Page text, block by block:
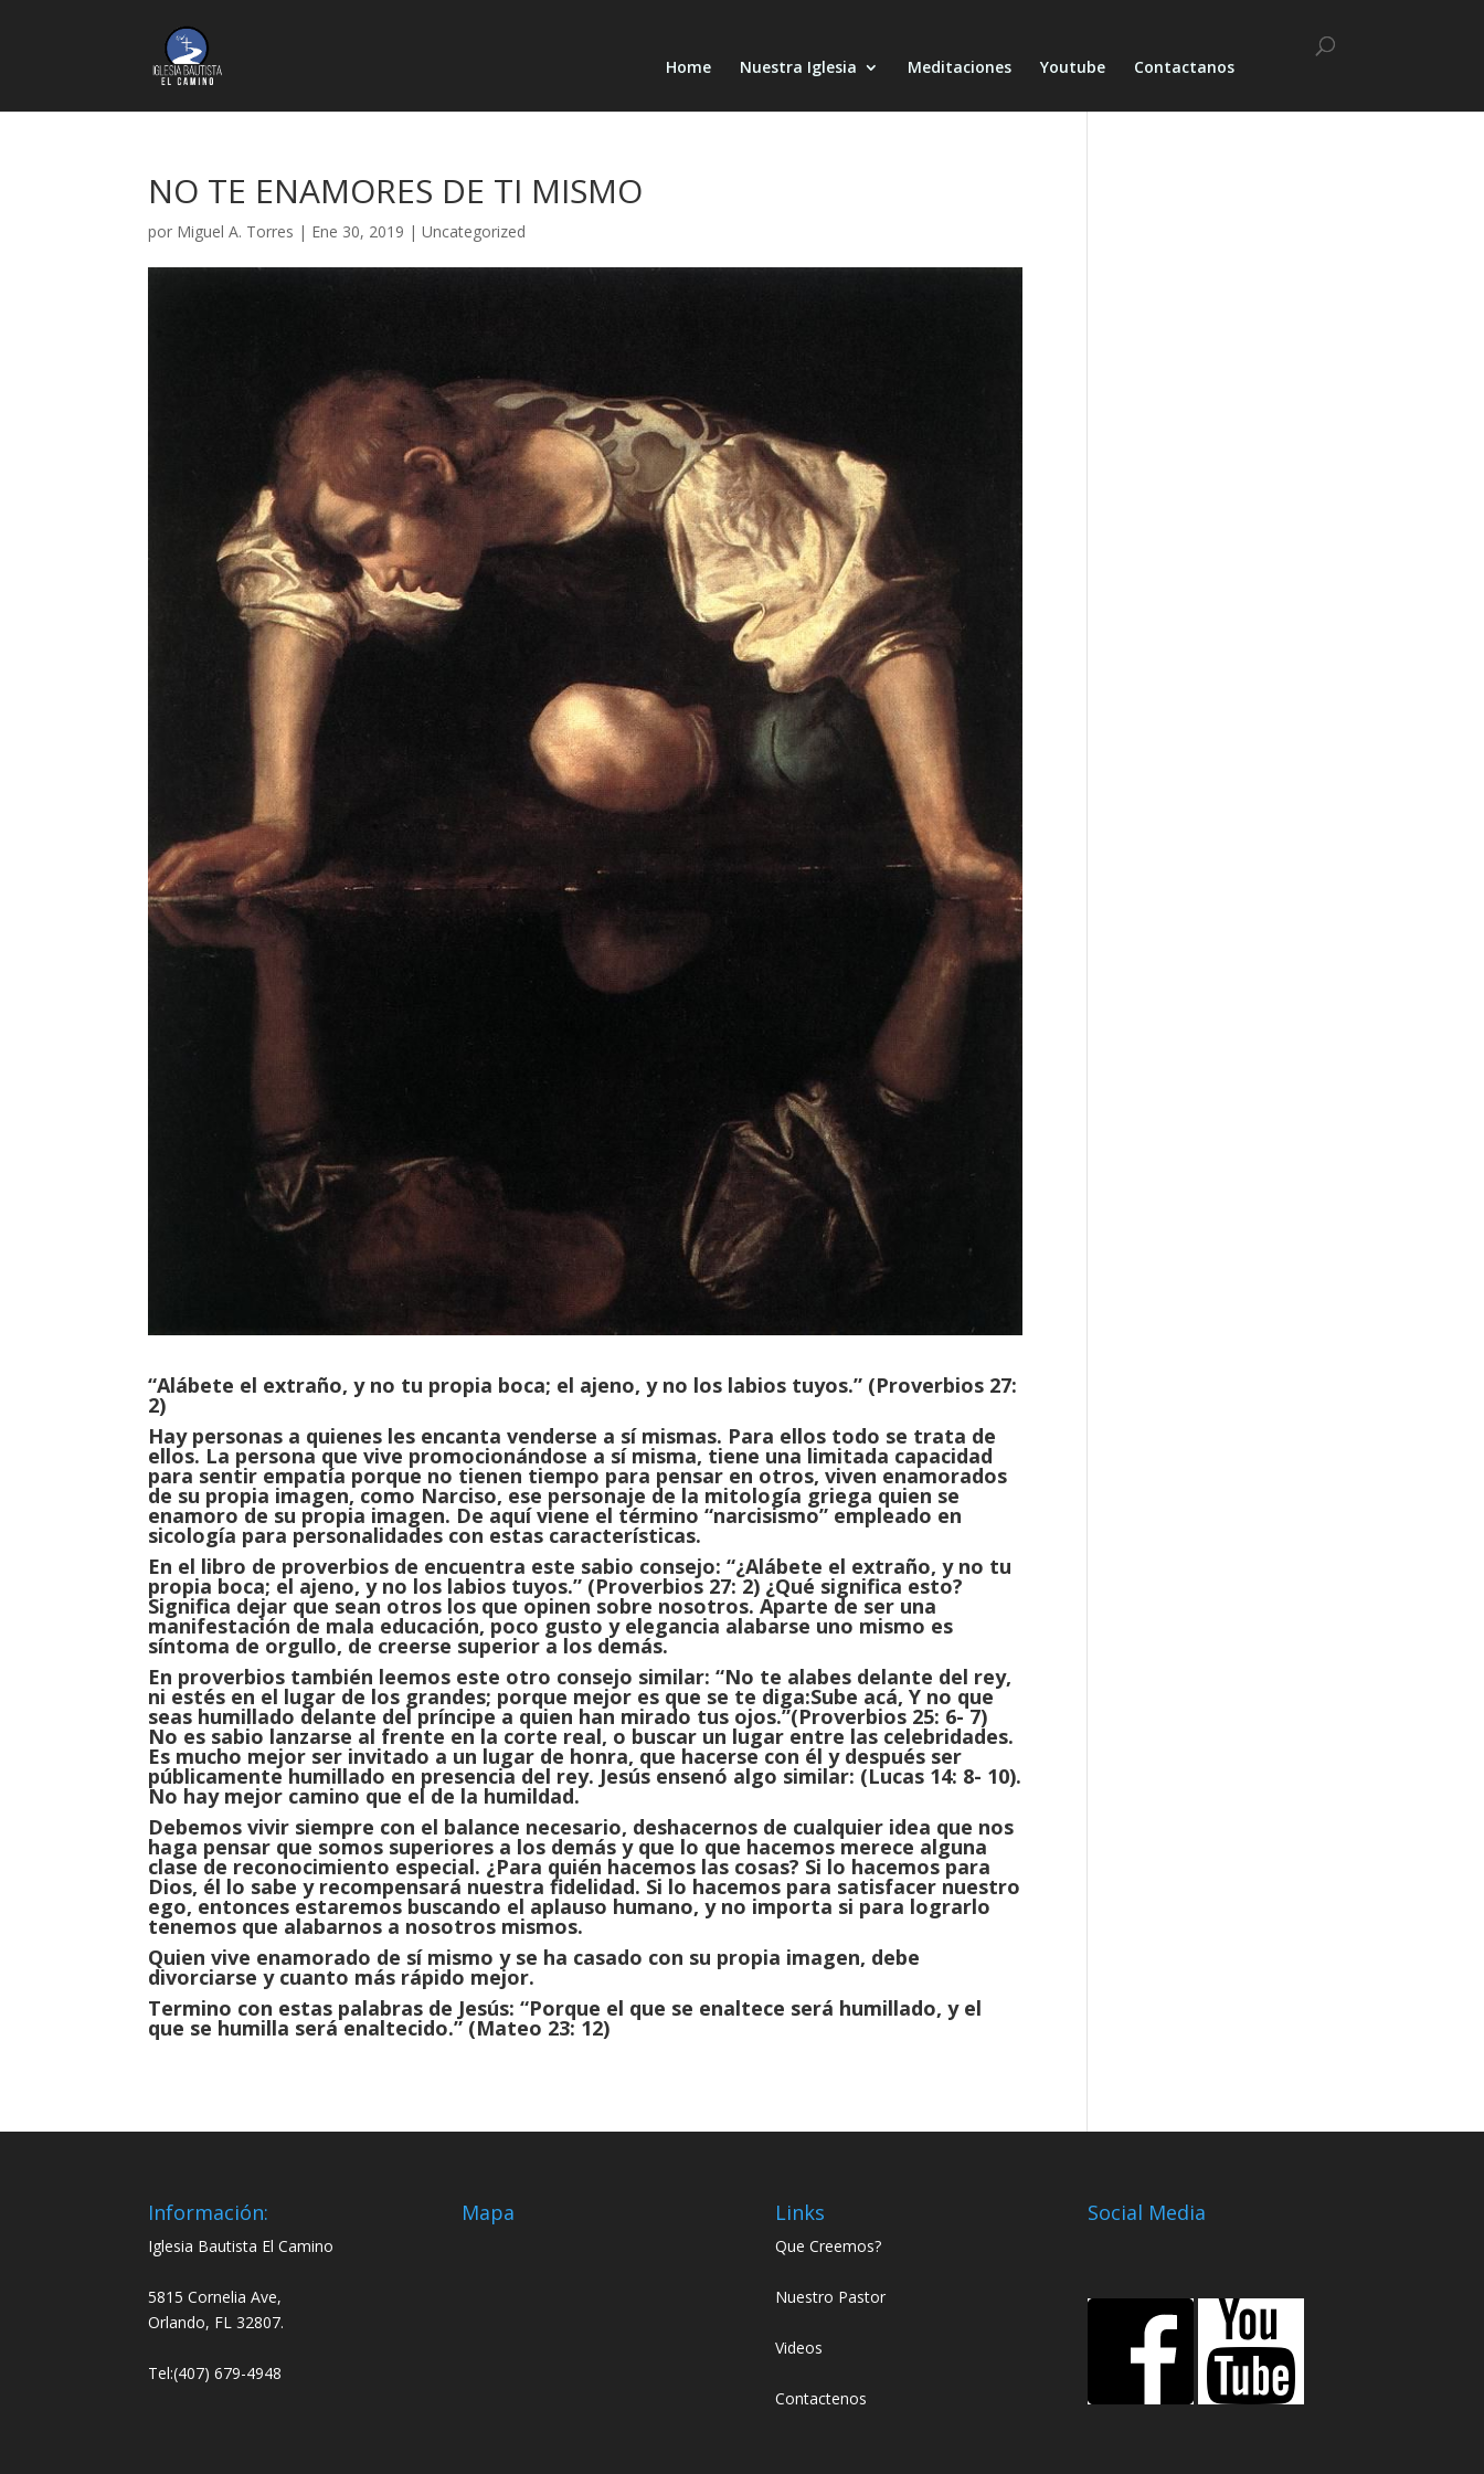
Home Nuestra Iglesia Meditaciones Youtube Contactanos
NO TE ENAMORES DE TI MISMO
por Miguel A. Torres | Ene 30, 2019 |Uncategorized
“Alábete el extraño, y no tu propia boca; el ajeno, y no los labios tuyos.” (Proverbios 27:
2)
Hay personas a quienes les encanta venderse a sí mismas. Para ellos todo se trata de
ellos. La persona que vive promocionándose a sí misma, tiene una limitada capacidad
para sentir empatía porque no tienen tiempo para pensar en otros, viven enamorados
de su propia imagen, como Narciso, ese personaje de la mitología griega quien se
enamoro de su propia imagen. De aquí viene el término “narcisismo” empleado en
sicología para personalidades con estas características.
En el libro de proverbios de encuentra este sabio consejo: “¿Alábete el extraño, y no tu
propia boca; el ajeno, y no los labios tuyos.” (Proverbios 27: 2) ¿Qué significa esto?
Significa dejar que sean otros los que opinen sobre nosotros. Aparte de ser una
manifestación de mala educación, poco gusto y elegancia alabarse uno mismo es
síntoma de orgullo, de creerse superior a los demás.
En proverbios también leemos este otro consejo similar: “No te alabes delante del rey,
ni estés en el lugar de los grandes; porque mejor es que se te diga:Sube acá, Y no que
seas humillado delante del príncipe a quien han mirado tus ojos.”(Proverbios 25: 6- 7)
No es sabio lanzarse al frente en la corte real, o buscar un lugar entre las celebridades.
Es mucho mejor ser invitado a un lugar de honra, que hacerse con él y después ser
públicamente humillado en presencia del rey. Jesús ensenó algo similar: (Lucas 14: 8- 10).
No hay mejor camino que el de la humildad.
Debemos vivir siempre con el balance necesario, deshacernos de cualquier idea que nos
haga pensar que somos superiores a los demás y que lo que hacemos merece alguna
clase de reconocimiento especial. ¿Para quién hacemos las cosas? Si lo hacemos para
Dios, él lo sabe y recompensará nuestra fidelidad. Si lo hacemos para satisfacer nuestro
ego, entonces estaremos buscando el aplauso humano, y no importa si para lograrlo
tenemos que alabarnos a nosotros mismos.
Quien vive enamorado de sí mismo y se ha casado con su propia imagen, debe
divorciarse y cuanto más rápido mejor.
Termino con estas palabras de Jesús: “Porque el que se enaltece será humillado, y el
que se humilla será enaltecido.” (Mateo 23: 12)
Información:
Iglesia Bautista El Camino
5815 Cornelia Ave,
Orlando, FL 32807.
Tel:(407) 679-4948
Mapa Links
Que Creemos?
Nuestro Pastor
Videos
Contactenos
Social Media